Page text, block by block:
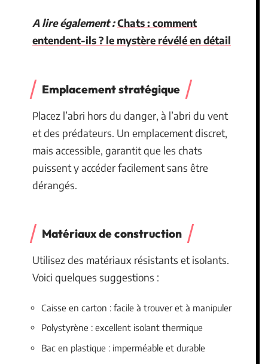
A lire également :Chats : comment
entendent-ils ? le mystère révélé en détail
Emplacement stratégique
Placez l’abri hors du danger, à l’abri du vent
et des prédateurs. Un emplacement discret,
mais accessible, garantit que les chats
puissent y accéder facilement sans être
dérangés.
Matériaux de construction
Utilisez des matériaux résistants et isolants.
Voici quelques suggestions :
Caisse en carton : facile à trouver et à manipuler
Polystyrène : excellent isolant thermique
Bac en plastique : imperméable et durable